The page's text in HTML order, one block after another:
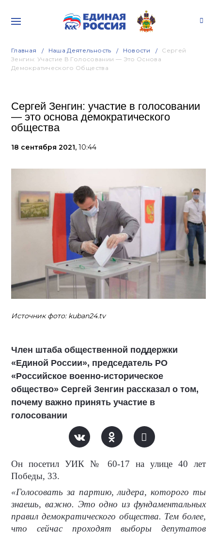
Главная Наша Деятельность Новости
Сергей
Зенгин: Участие В Голосовании — Это Основа
Демократического Общества
Сергей Зенгин: участие в голосовании
— это основа демократического
общества
18 сентября 2021, 10:44
Источник фото: kuban24.tv
Член штаба общественной поддержки
«Единой России», председатель РО
«Российское военно-историческое
общество» Сергей Зенгин рассказал о том,
почему важно принять участие в
голосовании
Он посетил УИК № 60-17 на улице 40 лет
Победы, 33.
«Голосовать за партию, лидера, которого ты
знаешь, важно. Это одно из фундаментальных
правил демократического общества. Тем более,
что сейчас проходят выборы депутатов